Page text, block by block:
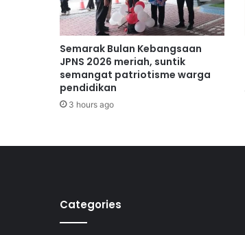
r
k
a
s
a
h
a
p
h
Semarak Bulan Kebangsaan
JPNS 2026 meriah, suntik
semangat patriotisme warga
pendidikan
3 hours ago
Categories